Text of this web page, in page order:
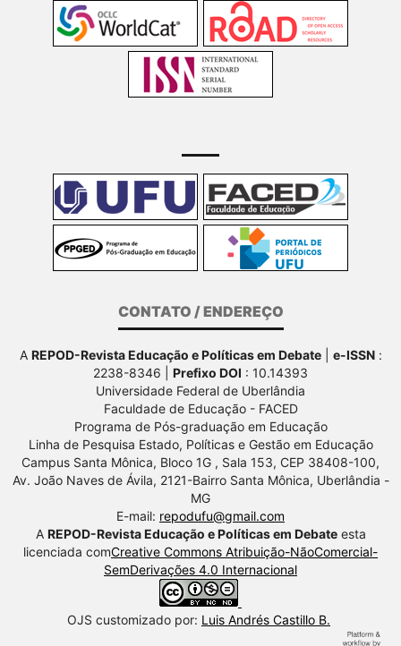
CONTATO / ENDEREÇO
A REPOD-Revista Educação e Políticas em Debate| e-ISSN:
2238-8346 | Prefixo DOI : 10.14393
Universidade Federal de Uberlândia
Faculdade de Educação - FACED
Programa de Pós-graduação em Educação
Linha de Pesquisa Estado, Políticas e Gestão em Educação
Campus Santa Mônica, Bloco 1G , Sala 153, CEP 38408-100,
Av. João Naves de Ávila, 2121-Bairro Santa Mônica, Uberlândia -
MG
E-mail: repodufu@gmail.com
A REPOD-Revista Educação e Políticas em Debateesta
licenciada comCreative Commons Atribuição-NãoComercial-
SemDerivações 4.0 Internacional
OJS customizado por: Luis Andrés Castillo B.